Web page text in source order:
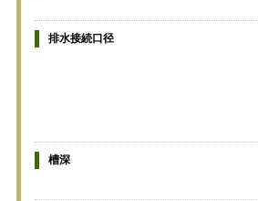
排水接続口径
槽深